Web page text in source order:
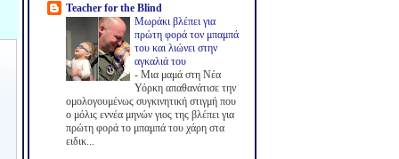
Teacher for the Blind
Μωράκι βλέπει για
πρώτη φορά τον μπαμπά
του και λιώνει στην
αγκαλιά του
- Μια μαμά στη Νέα
Υόρκη απαθανάτισε την
ομολογουμένως συγκινητική στιγμή που
ο μόλις εννέα μηνών γιος της βλέπει για
πρώτη φορά το μπαμπά του χάρη στα
ειδικ...